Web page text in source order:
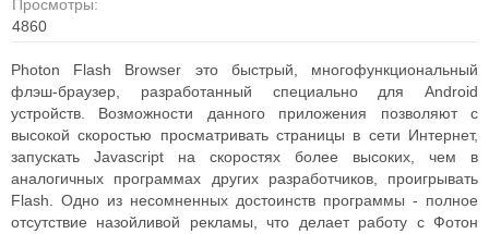
Просмотры:
4860
Photon Flash Browser это быстрый, многофункциональный
флэш-браузер, разработанный специально для Android
устройств. Возможности данного приложения позволяют с
высокой скоростью просматривать страницы в сети Интернет,
запускать Javascript на скоростях более высоких, чем в
аналогичных программах других разработчиков, проигрывать
Flash. Одно из несомненных достоинств программы - полное
отсутствие назойливой рекламы, что делает работу с Фотон